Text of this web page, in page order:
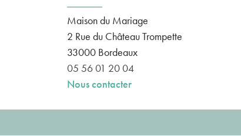
Maison du Mariage
2 Rue du Château Trompette
33000 Bordeaux
05 56 01 20 04
Nous contacter